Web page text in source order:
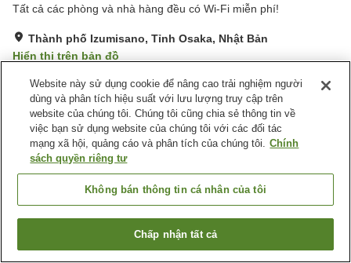
Tất cả các phòng và nhà hàng đều có Wi-Fi miễn phí!
Thành phố Izumisano, Tỉnh Osaka, Nhật Bản
Hiển thị trên bản đồ
Tuyệt vời Đánh giá:510lượt
Tiện nghi chỗ nghỉ
Bãi đỗ xe
Cách nhà ga 5 phút đi bộ
Nhà hàng
Trang chủ Nhật Bản Tỉnh Osaka
Thành phố Izumisano
Hotel Nikko Kansai Airport
Tìm phòng trống
Website này sử dụng cookie để nâng cao trải nghiệm người
dùng và phân tích hiệu suất với lưu lượng truy cập trên
website của chúng tôi. Chúng tôi cũng chia sẻ thông tin về
việc bạn sử dụng website của chúng tôi với các đối tác
mạng xã hội, quảng cáo và phân tích của chúng tôi. Chính
sách quyền riêng tư
Không bán thông tin cá nhân của tôi
Chấp nhận tất cả